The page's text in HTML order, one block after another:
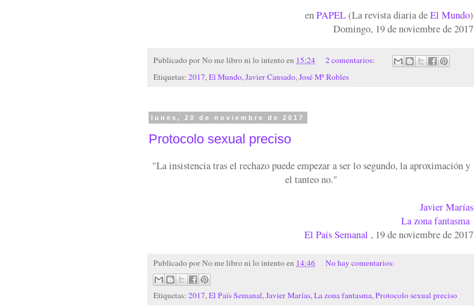
enPAPEL(La revista diaria deEl Mundo)
Domingo, 19 de noviembre de 2017
Publicado porNo me libro ni lo intentoen 15:24
2 comentarios:
Etiquetas: 2017,El Mundo,Javier Cansado,José Mª Robles
lunes, 20 de noviembre de 2017
Protocolo sexual preciso
"La insistencia tras el rechazo puede empezar a ser lo segundo, la aproximación y
el tanteo no."
Javier Marías
La zona fantasma
El País Semanal , 19 de noviembre de 2017
Publicado porNo me libro ni lo intentoen 14:46 No hay comentarios:
Etiquetas: 2017, El País Semanal, Javier Marías, La zona fantasma, Protocolo sexual preciso